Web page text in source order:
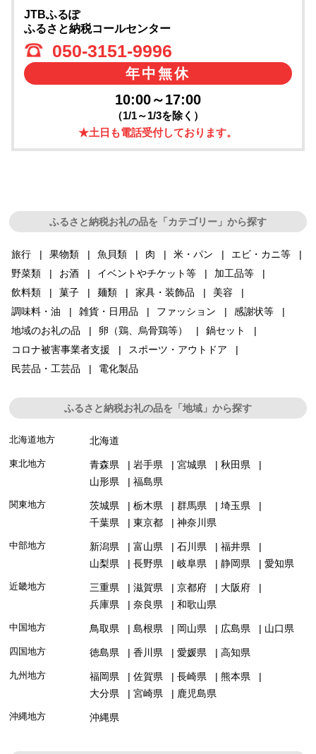
JTBふるぽ
ふるさと納税コールセンター
050-3151-9996
年中無休
10:00～17:00
（1/1～1/3を除く）
★土日も電話受付しております。
ふるさと納税お礼の品を「カテゴリー」から探す
旅行 果物類 魚貝類 肉 米・パン
エビ・カニ等
野菜類
お酒 イベントやチケット等
加工品等
飲料類
菓子 麺類 家具・装飾品
美容
調味料・油
雑貨・日用品 ファッション
感謝状等
地域のお礼の品
卵（鶏、烏骨鶏等）
鍋セット
コロナ被害事業者支援
スポーツ・アウトドア
民芸品・工芸品
電化製品
ふるさと納税お礼の品を「地域」から探す
北海道地方 北海道
東北地方 青森県 岩手県 宮城県
秋田県
山形県
福島県
関東地方 茨城県 栃木県 群馬県
埼玉県
千葉県
東京都 神奈川県
中部地方 新潟県 富山県 石川県
福井県
山梨県
長野県 岐阜県 静岡県 愛知県
近畿地方 三重県 滋賀県 京都府
大阪府
兵庫県
奈良県 和歌山県
中国地方 鳥取県 島根県 岡山県 広島県 山口県
四国地方 徳島県 香川県 愛媛県 高知県
九州地方 福岡県 佐賀県 長崎県
熊本県
大分県
宮崎県 鹿児島県
沖縄地方 沖縄県